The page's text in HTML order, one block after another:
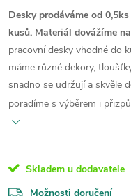
Desky prodáváme od
kusů. Materiál dovážíme
pracovní desky vhodné do
máme různé dekory,
snadno se udržují a skvěle
poradíme s výběrem i
Skladem u dodavatele
Možnosti doručení